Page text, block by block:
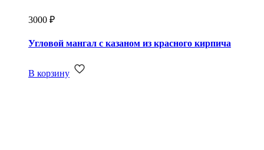
3000 ₽
Угловой мангал с казаном из красного кирпича
В корзину